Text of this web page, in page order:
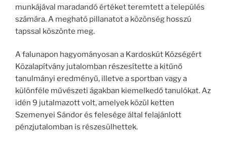
munkájával maradandó értéket teremtett a település
számára. A megható pillanatot a közönség hosszú
tapssal köszönte meg.
A falunapon hagyományosan a Kardoskút Községért
Közalapítvány jutalomban részesítette a kitűnő
tanulmányi eredményű, illetve a sportban vagy a
különféle művészeti ágakban kiemelkedő tanulókat. Az
idén 9 jutalmazott volt, amelyek közül ketten
Szemenyei Sándor és felesége által felajánlott
pénzjutalomban is részesülhettek.